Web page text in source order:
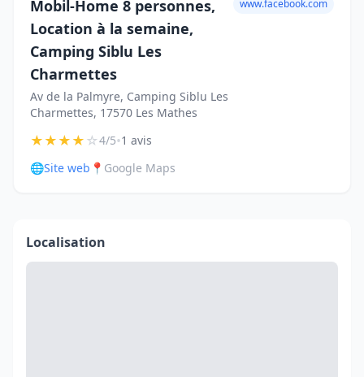
Mobil-Home 8 personnes,
Location à la semaine,
Camping Siblu Les
Charmettes
Av de la Palmyre, Camping Siblu Les
Charmettes, 17570 Les Mathes
www.facebook.com
★★★★☆4/5•1 avis
🌐Site web 📍 Google Maps
Localisation